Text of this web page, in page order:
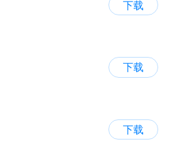
下载
下载
下载